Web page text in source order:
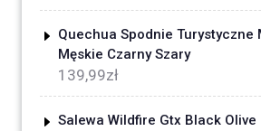
Quechua Spodnie Turystyczne
Męskie Czarny Szary
139,99zł
Salewa Wildfire Gtx Black Olive